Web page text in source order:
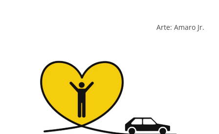
Arte: Amaro Jr.